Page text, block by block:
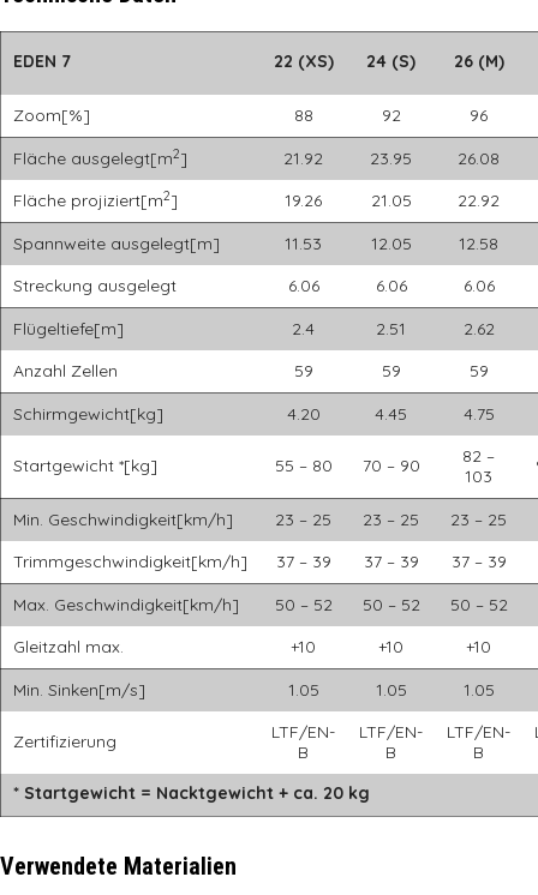
EDEN 7 22 (XS) 24 (S) 26 (M)
Zoom[%] 88 92
96
Fläche ausgelegt[m2] 21.92 23.95
26.08
Fläche projiziert[m2] 19.26 21.05
22.92
Spannweite ausgelegt[m]
11.53 12.05
12.58
Streckung ausgelegt
6.06 6.06
6.06
Flügeltiefe[m]
2.4 2.51
2.62
Anzahl Zellen
59 59
59
Schirmgewicht[kg]
4.20 4.45 4.75
Startgewicht *[kg] 55 – 80 70 – 90
82 –
103
Min. Geschwindigkeit[km/h] 23 – 25 23 – 25
23 – 25
Trimmgeschwindigkeit[km/h]
37 – 39 37 – 39
37 – 39
Max. Geschwindigkeit[km/h]
50 – 52 50 – 52 50 – 52
Gleitzahl max.
+10 +10
+10
Min. Sinken[m/s]
1.05 1.05 1.05
Zertifizierung
LTF/EN-
B
LTF/EN-
B
LTF/EN-
B
* Startgewicht = Nacktgewicht + ca. 20 kg
Verwendete Materialien